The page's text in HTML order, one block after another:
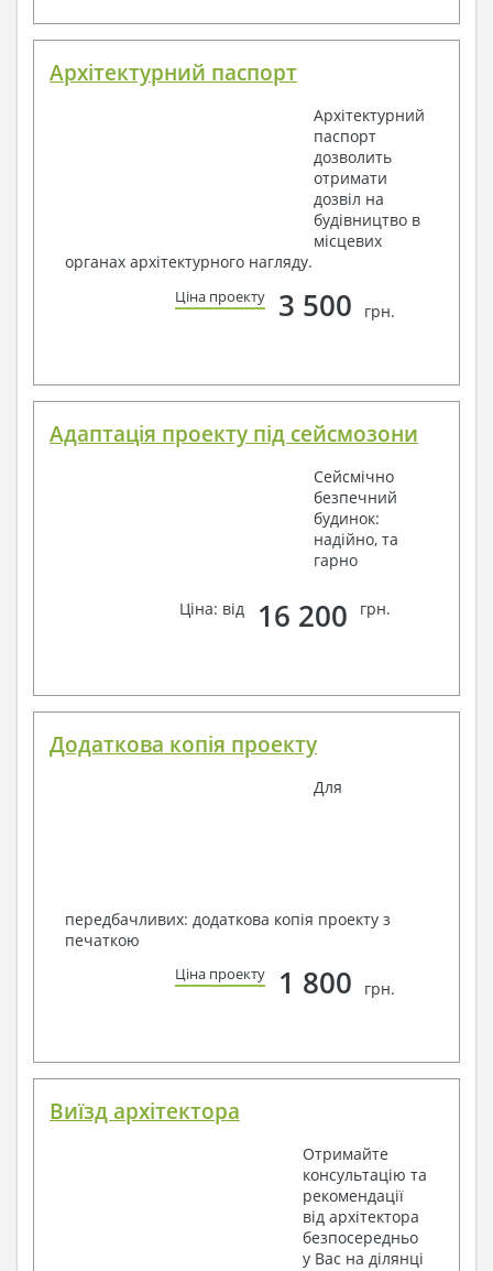
Архітектурний паспорт
Архітектурний
паспорт
дозволить
отримати
дозвіл на
будівництво в
місцевих
органах архітектурного нагляду.
Ціна проекту 3 500 грн.
Адаптація проекту під сейсмозони
Сейсмічно
безпечний
будинок:
надійно, та
гарно
Ціна: від 16 200 грн.
Додаткова копія проекту
Для
передбачливих: додаткова копія проекту з
печаткою
Ціна проекту 1 800 грн.
Виїзд архітектора
Отримайте
консультацію та
рекомендації
від архітектора
безпосередньо
у Вас на ділянці